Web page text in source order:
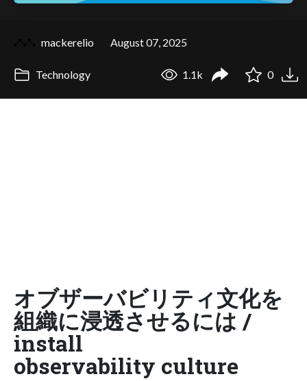
mackerelio August 07, 2025
Technology 1.1k 0
オブザーバビリティ文化を
組織に浸透させるには /
install
observability culture